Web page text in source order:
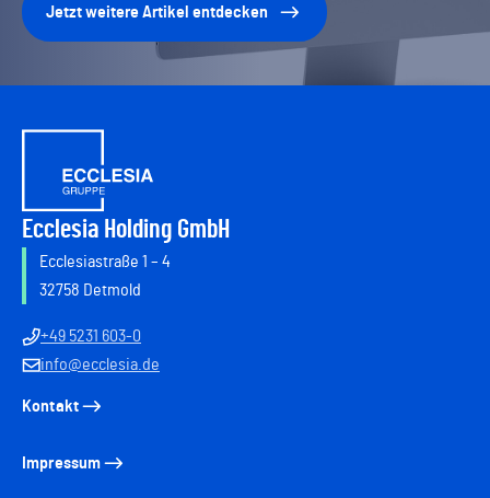
Jetzt weitere Artikel entdecken
Ecclesia Holding GmbH
Ecclesiastraße 1 – 4
32758 Detmold
+49 5231 603-0
info@ecclesia.de
Kontakt
Impressum